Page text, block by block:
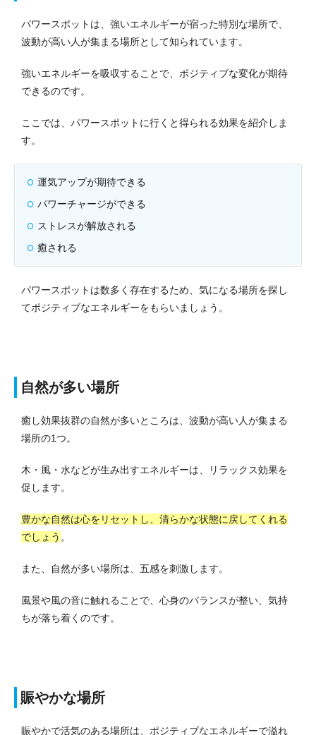
パワースポットは、強いエネルギーが宿った特別な場所で、
波動が高い人が集まる場所として知られています。
強いエネルギーを吸収することで、ポジティブな変化が期待
できるのです。
ここでは、パワースポットに行くと得られる効果を紹介しま
す。
運気アップが期待できる
パワーチャージができる
ストレスが解放される
癒される
パワースポットは数多く存在するため、気になる場所を探し
てポジティブなエネルギーをもらいましょう。
自然が多い場所
癒し効果抜群の自然が多いところは、波動が高い人が集まる
場所の1つ。
木・風・水などが生み出すエネルギーは、リラックス効果を
促します。
豊かな自然は心をリセットし、清らかな状態に戻してくれる
でしょう 。
また、自然が多い場所は、五感を刺激します。
風景や風の音に触れることで、心身のバランスが整い、気持
ちが落ち着くのです。
賑やかな場所
賑やかで活気のある場所は、ポジティブなエネルギーで溢れ